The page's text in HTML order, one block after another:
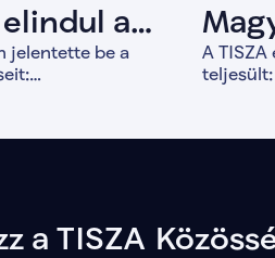
a
jelentette be a
A
évek
a TISZA